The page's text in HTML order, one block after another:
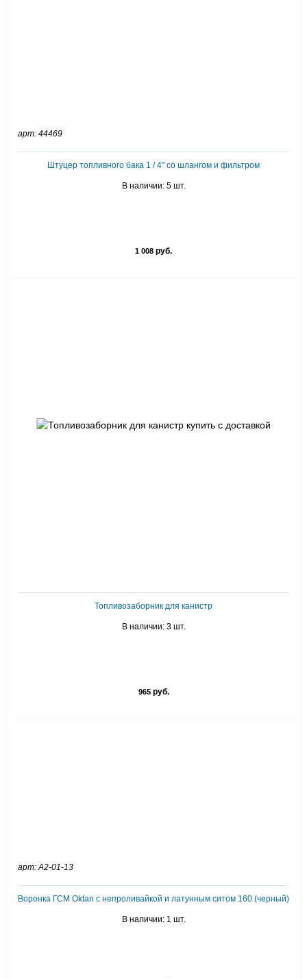
арт: 44469
Штуцер топливного бака 1 / 4'' со шлангом и фильтром
В наличии: 5 шт.
1 008 руб.
Топливозаборник для канистр
В наличии: 3 шт.
965руб.
арт: А2-01-13
Воронка ГСМ Oktan с непроливайкой и латунным ситом 160 (черный)
В наличии: 1 шт.